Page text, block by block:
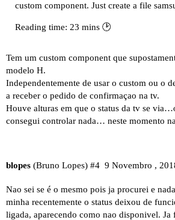
custom component. Just create a file
Reading time: 23 mins 🕑
Tem um custom component que
modelo H.
Independentemente de usar o custom ou o
a receber o pedido de confirmaçao na tv.
Houve alturas em que o status da tv se
consegui controlar nada… neste momento
blopes (Bruno Lopes) 9 Novembro ,
#4
Nao sei se é o mesmo pois ja procurei e
minha recentemente o status deixou de
ligada, aparecendo como nao disponivel. Ja